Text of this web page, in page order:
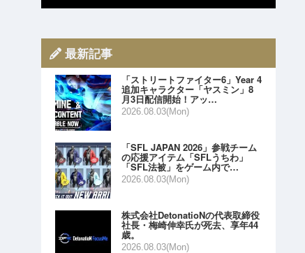
最新記事
「ストリートファイター6」Year 4
追加キャラクター「ヤスミン」8
月3日配信開始！アッ…
2026.08.03(Mon)
「SFL JAPAN 2026」参戦チーム
の応援アイテム「SFLうちわ」
「SFL法被」をゲーム内で…
2026.08.03(Mon)
株式会社DetonatioNの代表取締役
社長・梅崎伸幸氏が死去、享年44
歳。
2026.08.03(Mon)